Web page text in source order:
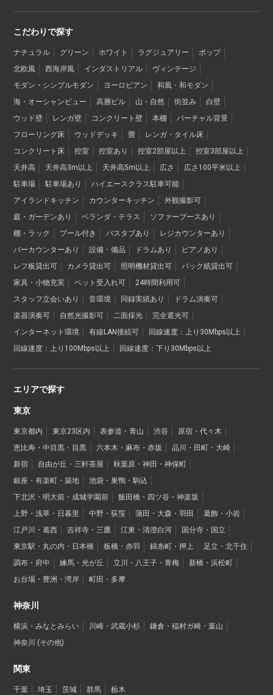
こだわりで探す
ナチュラル グリーン ホワイト ラグジュアリー
ポップ
北欧風
西海岸風 インダストリアル
ヴィンテージ
モダン・シンプルモダン
ヨーロピアン
和風・和モダン
海・オーシャンビュー
高層ビル 山・自然 街並み
白壁
ウッド壁
レンガ壁 コンクリート壁 本棚
バーチャル背景
フローリング床
ウッドデッキ 畳
レンガ・タイル床
コンクリート床
控室 控室あり 控室2部屋以上
控室3部屋以上
天井高
天井高3m以上 天井高5m以上 広さ
広さ100平米以上
駐車場
駐車場あり
ハイエースクラス駐車可能
アイランドキッチン
カウンターキッチン
外観撮影可
庭・ガーデンあり
ベランダ・テラス
ソファーブースあり
棚・ラック
プール付き バスタブあり
レジカウンターあり
バーカウンターあり
設備・備品 ドラムあり
ピアノあり
レフ板貸出可
カメラ貸出可 照明機材貸出可
バック紙貸出可
家具・小物充実
ペット受入れ可
24時間利用可
スタッフ立会いあり
音環境 同録実績あり
ドラム演奏可
楽器演奏可
自然光撮影可 二面採光
完全遮光可
インターネット環境
有線LAN接続可
回線速度：上り30Mbps以上
回線速度：上り100Mbps以上
回線速度：下り30Mbps以上
エリアで探す
東京
東京都内 東京23区内 表参道・青山 渋谷
原宿・代々木
恵比寿・中目黒・目黒
六本木・麻布・赤坂
品川・田町・大崎
新宿
自由が丘・三軒茶屋
秋葉原・神田・神保町
銀座・有楽町・築地
池袋・巣鴨・駒込
下北沢・明大前・成城学園前
飯田橋・四ツ谷・神楽坂
上野・浅草・日暮里
中野・荻窪 蒲田・大森・羽田
葛飾・小岩
江戸川・葛西
吉祥寺・三鷹 江東・清澄白河
国分寺・国立
東京駅・丸の内・日本橋
板橋・赤羽 錦糸町・押上
足立・北千住
調布・府中
練馬・光が丘 立川・八王子・青梅
新橋・浜松町
お台場・豊洲・湾岸
町田・多摩
神奈川
横浜・みなとみらい 川崎・武蔵小杉
鎌倉・稲村ガ崎・葉山
神奈川 (その他)
関東
千葉 埼玉 茨城 群馬 栃木